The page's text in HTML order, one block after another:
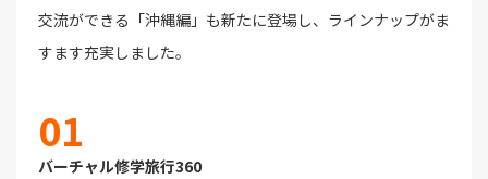
交流ができる「沖縄編」も新たに登場し、ラインナップがま
すます充実しました。
01
バーチャル修学旅行360